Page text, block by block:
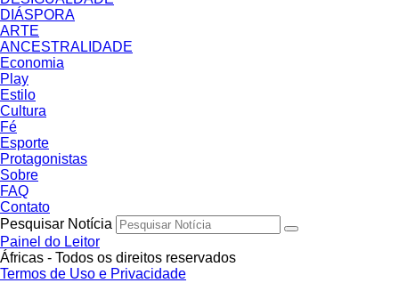
DIÁSPORA
ARTE
ANCESTRALIDADE
Economia
Play
Estilo
Cultura
Fé
Esporte
Protagonistas
Sobre
FAQ
Contato
Pesquisar Notícia
Painel do Leitor
Áfricas - Todos os direitos reservados
Termos de Uso e Privacidade